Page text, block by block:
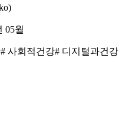
05월
# 사회적건강# 디지털과건강